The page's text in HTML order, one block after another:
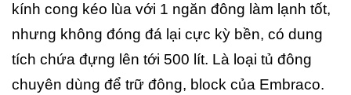
kính cong kéo lùa với 1 ngăn đông làm lạnh tốt,
nhưng không đóng đá lại cực kỳ bền, có dung
tích chứa đựng lên tới 500 lít. Là loại tủ đông
chuyên dùng để trữ đông, block của Embraco.